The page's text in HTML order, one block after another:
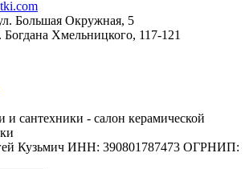
Большая Окружная, 5
Хмельницкого, 117-121
сантехники - салон керамической
Кузьмич ИНН: 390801787473 ОГРНИП: